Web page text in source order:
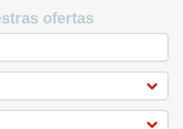
ofertas